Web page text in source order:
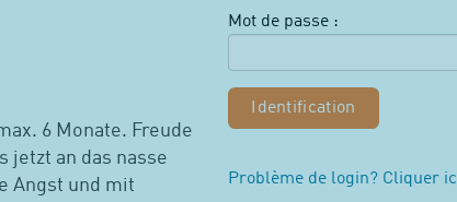
6 Monate. Freude
jetzt an das nasse
Angst und mit
Mot de passe :
Problème de login? Cliquer